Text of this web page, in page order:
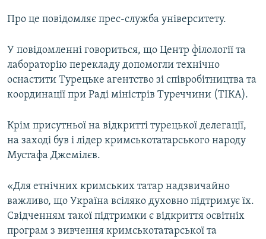
ВІДЕОУРОКИ «ELIFBE»
УКРАЇНСЬКА ПРОБЛЕМА КРИМУ
ІНФОГРАФІКА
Русский
Qırımtatar
ДОЛУЧАЙСЯ!
Усі сайти RFE/RL
Про це повідомляє прес-служба університету.
У повідомленні говориться, що Центр філології та
лабораторію перекладу допомогли технічно
оснастити Турецьке агентство зі співробітництва та
координації при Раді міністрів Туреччини (ТІКА).
Крім присутньої на відкритті турецької делегації,
на заході був і лідер кримськотатарського народу
Мустафа Джемілєв.
«Для етнічних кримських татар надзвичайно
важливо, що Україна всіляко духовно підтримує їх.
Свідченням такої підтримки є відкриття освітніх
програм з вивчення кримськотатарської та